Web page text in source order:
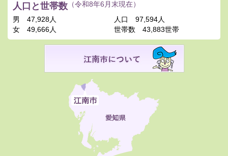
人口と世帯数 （令和8年6月末現在）
男
47,928人
女
49,666人
人口
97,594人
世帯数
43,883世帯